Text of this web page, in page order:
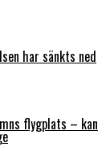
har sänkts ned
flygplats – kan